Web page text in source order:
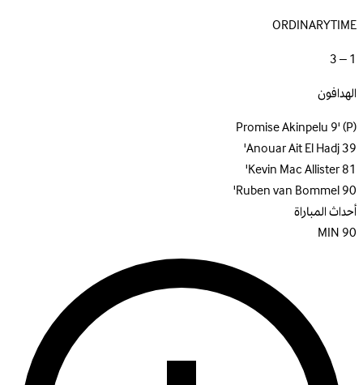
ORDINARYTIME
1 – 3
الهدافون
Promise Akinpelu9'(P)
Anouar Ait El Hadj39'
Kevin Mac Allister81'
Ruben van Bommel90'
أحداث المباراة
90
MIN